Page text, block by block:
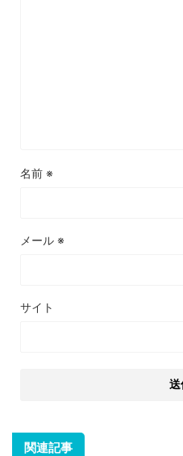
名前 ※
メール ※
サイト
関連記事